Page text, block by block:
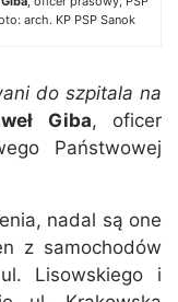
arch. KP PSP Sanok
do szpitala na
Giba, oficer
Państwowej
nadal są one
z samochodów
Lisowskiego i